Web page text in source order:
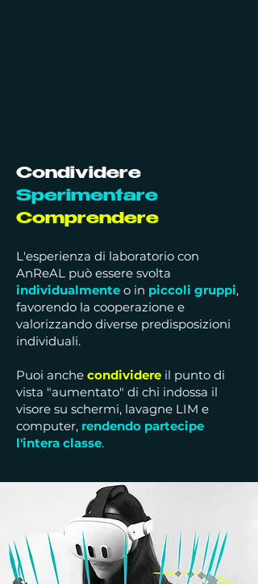
Condividere
Sperimentare
Comprendere
L'esperienza di laboratorio con
AnReAL può essere svolta
individualmente o in piccoli gruppi,
favorendo la cooperazione e
valorizzando diverse predisposizioni
individuali.​
Puoi anche condividere il punto di
vista "aumentato" di chi indossa il
visore su schermi, lavagne LIM e
computer, rendendo partecipe
l'intera classe.